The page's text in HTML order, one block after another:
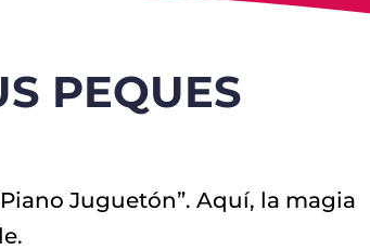
PEQUES
Juguetón”. Aquí, la magia